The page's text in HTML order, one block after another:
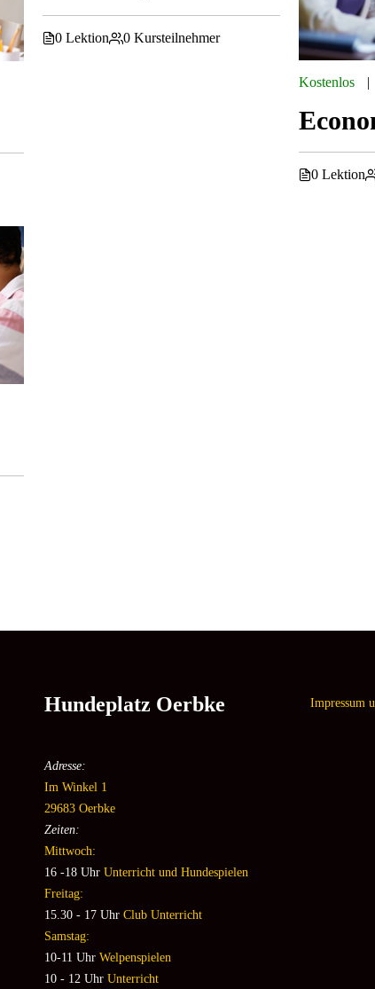
0 Lektion 0 Kursteilnehmer
Kostenlos
0 Lektion
Hundeplatz Oerbke
Adresse:
Im Winkel 1
29683 Oerbke
Zeiten:
Mittwoch:
16 -18 Uhr Unterricht und Hundespielen
Freitag:
15.30 - 17 Uhr Club Unterricht
Samstag:
10-11 Uhr Welpenspielen
10 - 12 Uhr Unterricht
Impressum